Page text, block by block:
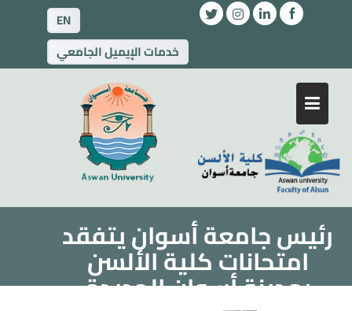
EN
خدمات الإيميل الجامعي
رئيس جامعة أسوان يتفقد
امتحانات كلية الألسن
بمدينة أسوان الجديدة